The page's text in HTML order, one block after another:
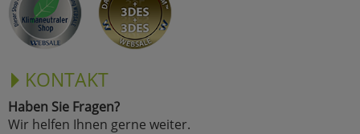
KONTAKT
Haben Sie Fragen?
Wir helfen Ihnen gerne weiter.